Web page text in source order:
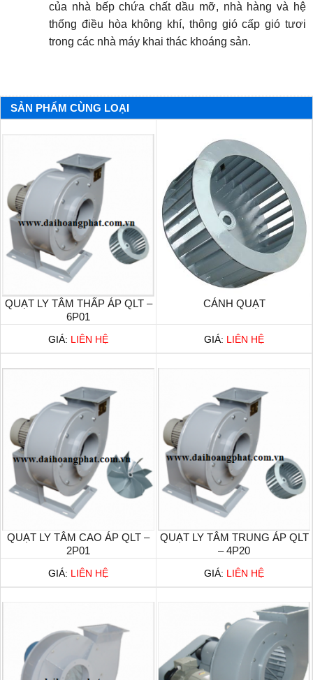
của nhà bếp chứa chất dầu mỡ, nhà hàng và hệ
thống điều hòa không khí, thông gió cấp gió tươi
trong các nhà máy khai thác khoáng sản.
SẢN PHẨM CÙNG LOẠI
QUẠT LY TÂM THẤP ÁP QLT –
6P01
GIÁ: LIÊN HỆ
CÁNH QUẠT
GIÁ: LIÊN HỆ
QUẠT LY TÂM CAO ÁP QLT –
2P01
GIÁ: LIÊN HỆ
QUẠT LY TÂM TRUNG ÁP QLT
– 4P20
GIÁ: LIÊN HỆ